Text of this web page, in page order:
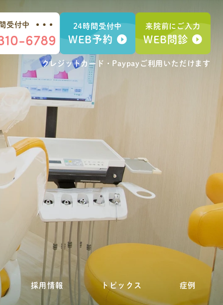
受付中
6789
24時間受付中
WEB予約
来院前にご入力
WEB問診
クレジットカード・Paypay ご利用いただけます
採用情報 トピックス 症例